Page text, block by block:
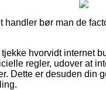
handler bør man de
hvorvidt internet
regler, udover at
Dette er desuden din